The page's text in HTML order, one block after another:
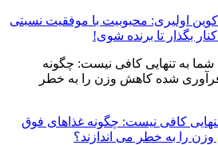
اولیری: محبوبیت با موفقیت نسبتی
بگذار تا برنده شوی!
کافی نیست: چگونه غذاهای فوق
را به خطر می اندازند؟